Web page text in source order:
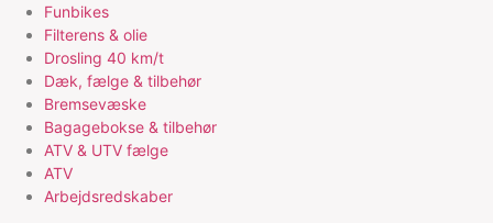
Funbikes
Filterens & olie
Drosling 40 km/t
Dæk, fælge & tilbehør
Bremsevæske
Bagagebokse & tilbehør
ATV & UTV fælge
ATV
Arbejdsredskaber